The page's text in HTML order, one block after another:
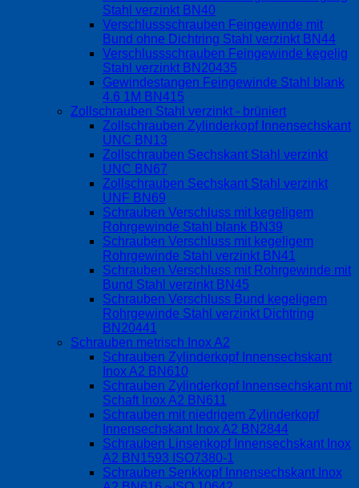
Stahl verzinkt BN40
Verschlussschrauben Feingewinde mit
Bund ohne Dichtring Stahl verzinkt BN44
Verschlussschrauben Feingewinde kegelig
Stahl verzinkt BN20435
Gewindestangen Feingewinde Stahl blank
4.6 1M BN415
Zollschrauben Stahl verzinkt - brüniert
Zollschrauben Zylinderkopf Innensechskant
UNC BN13
Zollschrauben Sechskant Stahl verzinkt
UNC BN67
Zollschrauben Sechskant Stahl verzinkt
UNF BN69
Schrauben Verschluss mit kegeligem
Rohrgewinde Stahl blank BN39
Schrauben Verschluss mit kegeligem
Rohrgewinde Stahl verzinkt BN41
Schrauben Verschluss mit Rohrgewinde mit
Bund Stahl verzinkt BN45
Schrauben Verschluss Bund kegeligem
Rohrgewinde Stahl verzinkt Dichtring
BN20441
Schrauben metrisch Inox A2
Schrauben Zylinderkopf Innensechskant
Inox A2 BN610
Schrauben Zylinderkopf Innensechskant mit
Schaft Inox A2 BN611
Schrauben mit niedrigem Zylinderkopf
Innensechskant Inox A2 BN2844
Schrauben Linsenkopf Innensechskant Inox
A2 BN1593 ISO7380-1
Schrauben Senkkopf Innensechskant Inox